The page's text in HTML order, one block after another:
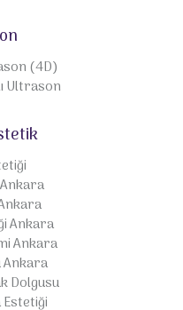
(4D)
Ultrason
Ankara
Ankara
Ankara
Dolgusu
Estetiği